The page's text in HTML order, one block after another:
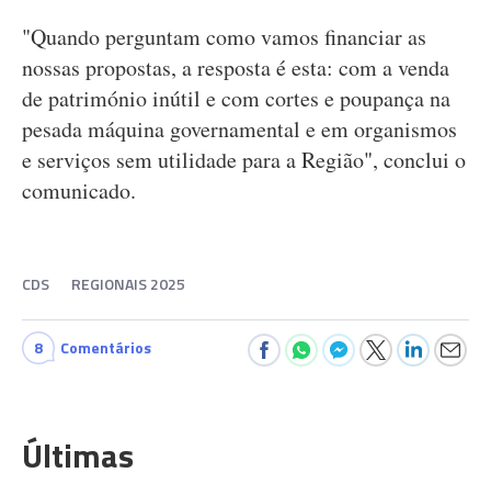
"Quando perguntam como vamos financiar as
nossas propostas, a resposta é esta: com a venda
de património inútil e com cortes e poupança na
pesada máquina governamental e em organismos
e serviços sem utilidade para a Região", conclui o
comunicado.
CDS REGIONAIS 2025
8 Comentários
Últimas